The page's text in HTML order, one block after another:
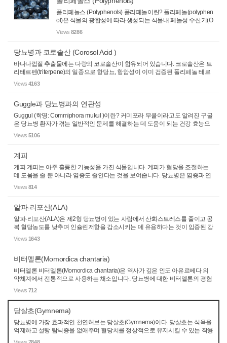
폴리페놀스 (Polyphenols) 폴리페놀이란? 폴리페놀(polyphen
ol)은 식물의 광합성에 따라 생성되는 식물내 페놀성 수산기(O
H) 화화물의 총칭으로, 식물이 자외선, 활성산소, 포식자 등으
Views 8286
당뇨병과 코로솔산 (Corosol Acid )
바나나껍질 추출물에는 다량의 코로솔산이 함유되어 있습니다. 코로솔산은 트
리테르펜(triterpene)의 일종으로 항당뇨, 항암성이 이미 검증된 폴리페놀 테르
페노이드(terpenoid) 패밀리의 중요한 물질이다. 화학식 C30H48O4. 구조는 우
Views 4163
Guggle과 당뇨병과의 연관성
Guggul (학명: Commiphora mukul )이란? 커미포라 무쿨이라고도 알려진 구굴
은 당뇨병 환자가 겪는 일반적인 문제를 해결하는 데 도움이 되는 건강 효능으
로 인해 아시아 한의학에서 널리 사용되어 왔습니다. 구굴 보충제의 건강 효능
Views 5106
계피
계피 계피는 아주 훌륭한 기능성을 가진 식물입니다. 계피가 혈당을 조절하는
데 도움을 줄 뿐 아니라 염증도 줄인다는 것을 보여줍니다. 당뇨병은 염증과 연
관이 있는 몇 가지 흔한 질환의 하나입니다. 또 다른 예는 동맥경화증(동맥이 딱
Views 814
알파-리포산(ALA)
알파-리포산(ALA)은 제2형 당뇨병이 있는 사람에서 산화스트레스를 줄이고 공
복 혈당농도를 낮추며 인슐린저항을 감소시키는 데 유용하다는 것이 입증된 강
력한 지용성 항산화제입니다. 일부 연구 결과들은 알파-리포산이 위약과 비해
Views 1643
비터멜론(Momordica chantaria)
비터멜론 비터멜론(Momordica chantaria)은 역사가 깊은 인도 아유르베다 의
약체계에서 전통적으로 사용하는 채소입니다. 당뇨병에 대한 비터멜론의 경험
적 증거는 다소 제한적이며, 주로 동물과 세포배약 연구들로 구성됩니다. 그러
Views 712
당살초(Gymnema)
당뇨병에 가장 효과적인 천연허브는 당살초(Gymnema)이다. 당살초는 식욕을
억제하고 설탕 탐닉증을 없애주며 혈당치를 정상적으로 유지시킬 수 있는 작용
이 있다. 최근 연구에 의하면 당살초 추출물 800 mg을 제1 형 및 2 형 당뇨 환자